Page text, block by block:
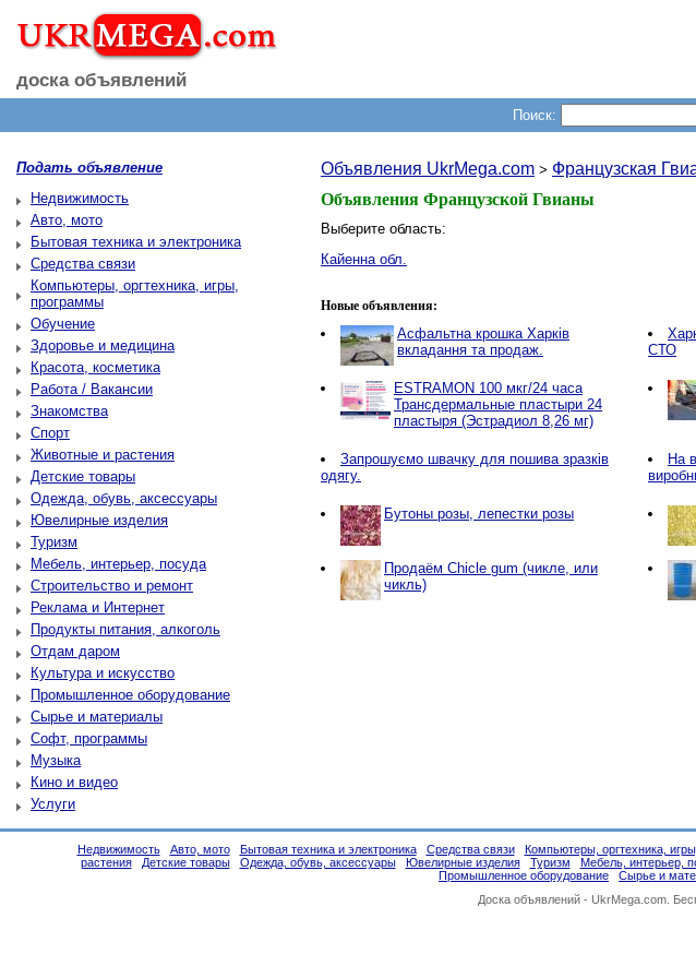
доска объявлений
Поиск:
Подать объявление
Недвижимость
Авто, мото
Бытовая техника и электроника
Средства связи
Компьютеры, оргтехника, игры,
программы
Обучение
Здоровье и медицина
Красота, косметика
Работа / Вакансии
Знакомства
Спорт
Животные и растения
Детские товары
Одежда, обувь, аксессуары
Ювелирные изделия
Туризм
Мебель, интерьер, посуда
Строительство и ремонт
Реклама и Интернет
Продукты питания, алкоголь
Отдам даром
Культура и искусство
Промышленное оборудование
Сырье и материалы
Софт, программы
Музыка
Кино и видео
Услуги
Объявления UkrMega.com > Французская
Объявления Французской Гвианы
Выберите область:
Кайенна обл.
Новые объявления:
Асфальтна крошка Харків
вкладання та продаж.
СТО
ESTRAMON 100 мкг/24 часа
Трансдермальные пластыри 24
пластыря (Эстрадиол 8,26 мг)
Запрошуємо швачку для пошива зразків
одягу.
Нa
Бутоны розы, лепестки розы
Продаём Chicle gum (чикле, или
чикль)
Недвижимость Авто, мото Бытовая техника и электроника Средства связи Компьютеры, оргтехника,
растения
Детские товары Одежда, обувь, аксессуары Ювелирные изделия Туризм Мебель, интерьер,
Промышленное оборудование
Сырье и
Доска объявлений - UkrMega.com.